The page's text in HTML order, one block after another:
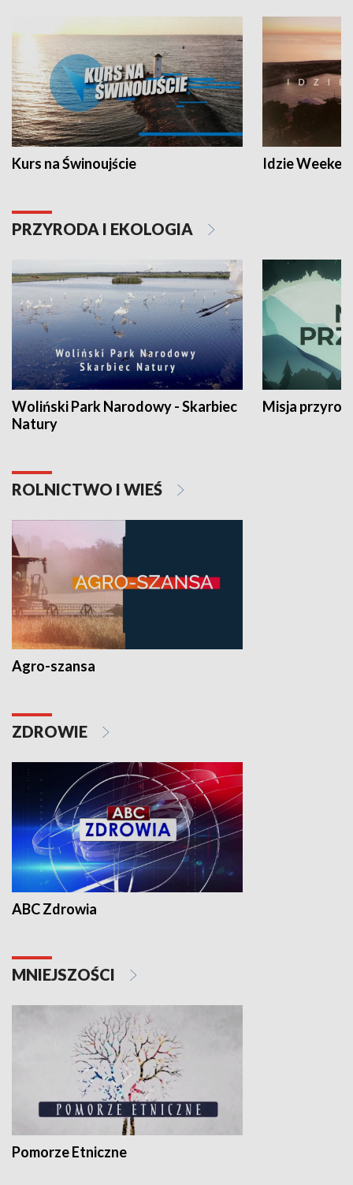
Kurs na Świnoujście Idzie
PRZYRODA I EKOLOGIA
Woliński Park Narodowy - Skarbiec
Natury
Misja
ROLNICTWO I WIEŚ
Agro-szansa
ZDROWIE
ABC Zdrowia
MNIEJSZOŚCI
Pomorze Etniczne